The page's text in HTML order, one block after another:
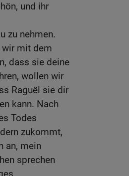
und ihr
zu nehmen.
wir mit dem
dass sie deine
wollen wir
Raguël sie dir
kann. Nach
Todes
zukommt,
an, mein
sprechen